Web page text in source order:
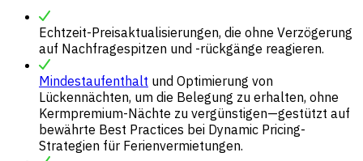
Echtzeit-Preisaktualisierungen, die ohne Verzögerung
auf Nachfragespitzen und -rückgänge reagieren.
Mindestaufenthalt und Optimierung von
Lückennächten, um die Belegung zu erhalten, ohne
Kermpremium-Nächte zu vergünstigen—gestützt auf
bewährte Best Practices bei Dynamic Pricing-
Strategien für Ferienvermietungen.